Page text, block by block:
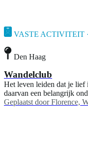
VASTE ACTIVITEIT
Den Haag
Wandelclub
Het leven leiden dat je lief
daarvan een belangrijk
Geplaatst door Florence,